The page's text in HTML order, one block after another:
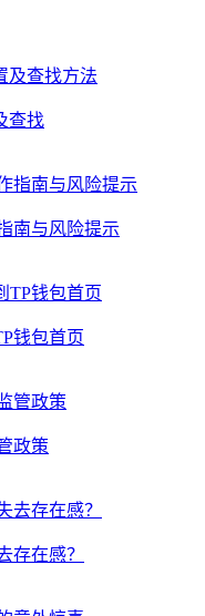
查找
南与风险提示
钱包首页
政策
存在感？